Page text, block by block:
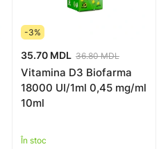
-3%
35.70 MDL 36.80 MDL
Vitamina D3 Biofarma
18000 UI/1ml 0,45 mg/ml
10ml
În stoc